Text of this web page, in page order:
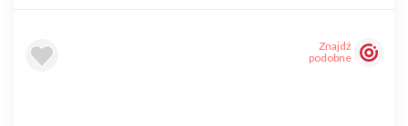
Znajdź
podobne